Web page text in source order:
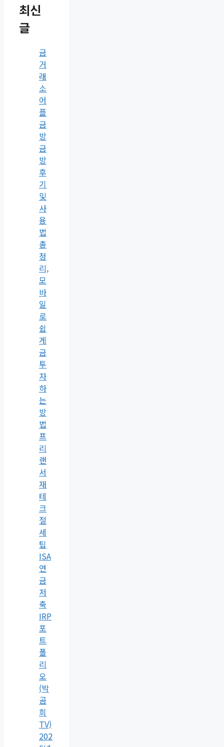
최신
글
금
거
래
소
어
플
금
방
금
방
후
기
및
사
용
법
총
정
리,
모
바
일
로
쉽
게
금
투
자
하
는
방
법
프
리
랜
서
재
테
크
절
세
팁
ISA
연
금
저
축
IRP
포
트
폴
리
오
(박
곰
희
TV)
202